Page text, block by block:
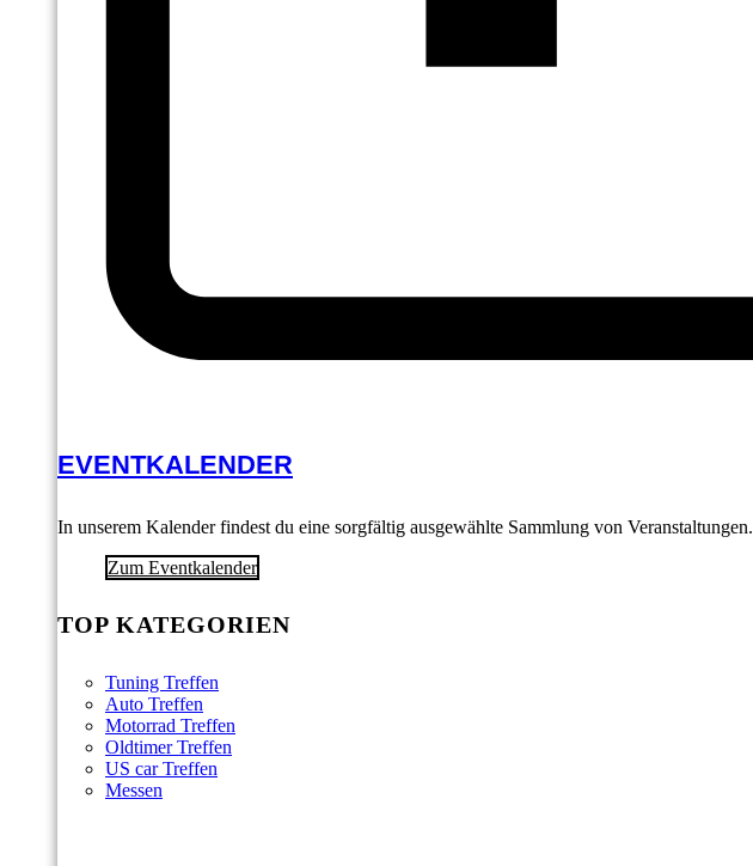
EVENTKALENDER
In unserem Kalender findest du eine sorgfältig ausgewählte Sammlung von Veranstaltungen.
Zum Eventkalender
TOP KATEGORIEN
Tuning Treffen
Auto Treffen
Motorrad Treffen
Oldtimer Treffen
US car Treffen
Messen